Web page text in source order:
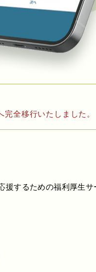
全移行いたしました。
するための福利厚生サ